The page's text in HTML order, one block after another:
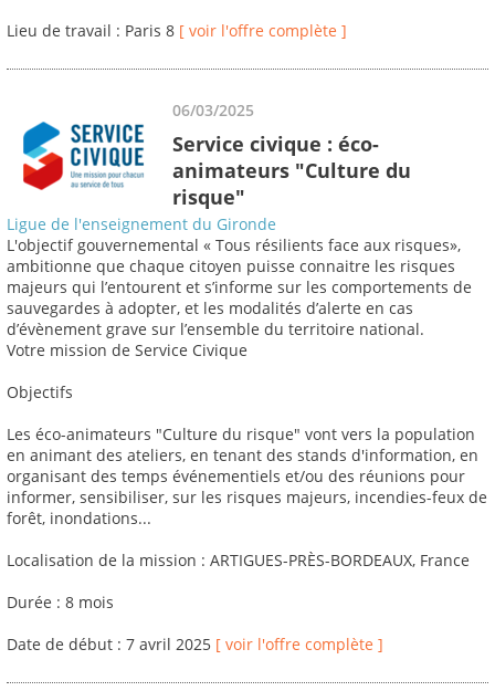
Lieu de travail : Paris 8 [ voir l'offre complète ]
06/03/2025
Service civique : éco-
animateurs "Culture du
risque"
Ligue de l'enseignement du Gironde
L'objectif gouvernemental « Tous résilients face aux risques»,
ambitionne que chaque citoyen puisse connaitre les risques
majeurs qui l’entourent et s’informe sur les comportements de
sauvegardes à adopter, et les modalités d’alerte en cas
d’évènement grave sur l’ensemble du territoire national.
Votre mission de Service Civique
Objectifs
Les éco-animateurs "Culture du risque" vont vers la population
en animant des ateliers, en tenant des stands d'information, en
organisant des temps événementiels et/ou des réunions pour
informer, sensibiliser, sur les risques majeurs, incendies-feux de
forêt, inondations...
Localisation de la mission : ARTIGUES-PRÈS-BORDEAUX, France
Durée : 8 mois
Date de début : 7 avril 2025 [ voir l'offre complète ]